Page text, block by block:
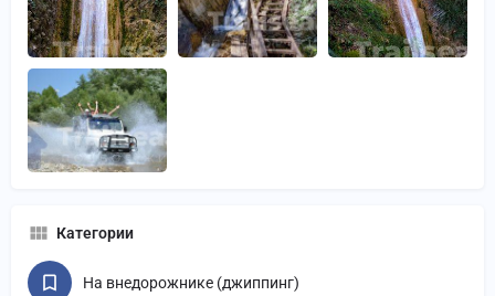
Категории
На внедорожнике (джиппинг)